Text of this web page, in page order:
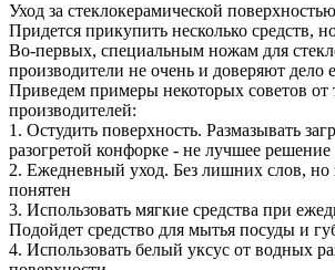
Уход за стеклокерамической поверхностью
Придется прикупить несколько средств,
Во-первых, специальным ножам для
производители не очень и доверяют дело
Приведем примеры некоторых советов от
производителей:
1. Остудить поверхность. Размазывать
разогретой конфорке - не лучшее решение
2. Ежедневный уход. Без лишних слов, но
понятен
3. Использовать мягкие средства при
Подойдет средство для мытья посуды и
4. Использовать белый уксус от водных